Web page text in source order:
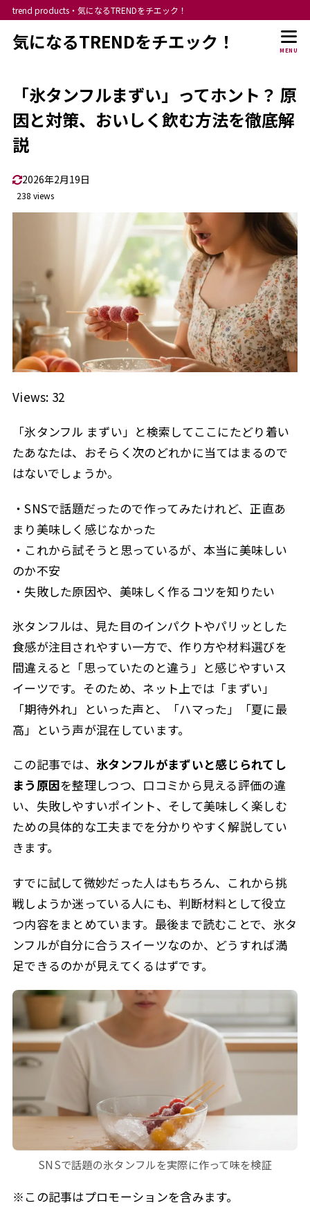
trend products・気になるTRENDをチエック！
気になるTRENDをチエック！ MENU
「氷タンフルまずい」ってホント？ 原
因と対策、おいしく飲む方法を徹底解
説
2026年2月19日
238 views
Views: 32
「氷タンフル まずい」と検索してここにたどり着い
たあなたは、おそらく次のどれかに当てはまるので
はないでしょうか。
・SNSで話題だったので作ってみたけれど、正直あ
まり美味しく感じなかった
・これから試そうと思っているが、本当に美味しい
のか不安
・失敗した原因や、美味しく作るコツを知りたい
氷タンフルは、見た目のインパクトやパリッとした
食感が注目されやすい一方で、作り方や材料選びを
間違えると「思っていたのと違う」と感じやすいス
イーツです。そのため、ネット上では「まずい」
「期待外れ」といった声と、「ハマった」「夏に最
高」という声が混在しています。
この記事では、氷タンフルがまずいと感じられてし
まう原因を整理しつつ、口コミから見える評価の違
い、失敗しやすいポイント、そして美味しく楽しむ
ための具体的な工夫までを分かりやすく解説してい
きます。
すでに試して微妙だった人はもちろん、これから挑
戦しようか迷っている人にも、判断材料として役立
つ内容をまとめています。最後まで読むことで、氷タ
ンフルが自分に合うスイーツなのか、どうすれば満
足できるのかが見えてくるはずです。
SNSで話題の氷タンフルを実際に作って味を検証
※この記事はプロモーションを含みます。